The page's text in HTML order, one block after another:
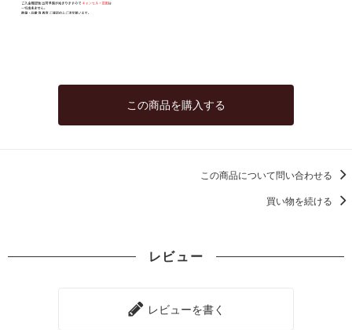
この商品を購入する
この商品について問い合わせる
買い物を続ける
レビュー
レビューを書く